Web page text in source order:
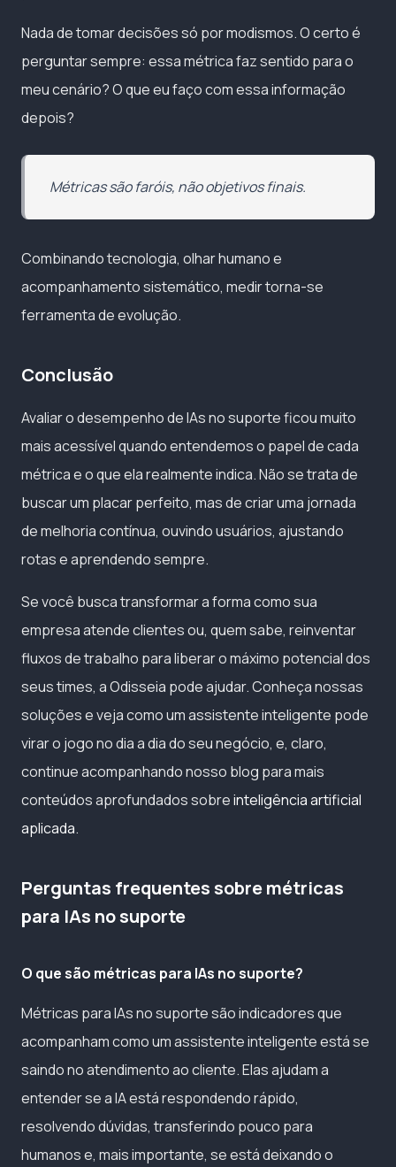
Nada de tomar decisões só por modismos. O certo é
perguntar sempre: essa métrica faz sentido para o
meu cenário? O que eu faço com essa informação
depois?
Métricas são faróis, não objetivos finais.
Combinando tecnologia, olhar humano e
acompanhamento sistemático, medir torna-se
ferramenta de evolução.
Conclusão
Avaliar o desempenho de IAs no suporte ficou muito
mais acessível quando entendemos o papel de cada
métrica e o que ela realmente indica. Não se trata de
buscar um placar perfeito, mas de criar uma jornada
de melhoria contínua, ouvindo usuários, ajustando
rotas e aprendendo sempre.
Se você busca transformar a forma como sua
empresa atende clientes ou, quem sabe, reinventar
fluxos de trabalho para liberar o máximo potencial dos
seus times, a Odisseia pode ajudar. Conheça nossas
soluções e veja como um assistente inteligente pode
virar o jogo no dia a dia do seu negócio, e, claro,
continue acompanhando nosso blog para mais
conteúdos aprofundados sobreinteligência artificial
aplicada.
Perguntas frequentes sobre métricas
para IAs no suporte
O que são métricas para IAs no suporte?
Métricas para IAs no suporte são indicadores que
acompanham como um assistente inteligente está se
saindo no atendimento ao cliente. Elas ajudam a
entender se a IA está respondendo rápido,
resolvendo dúvidas, transferindo pouco para
humanos e, mais importante, se está deixando o